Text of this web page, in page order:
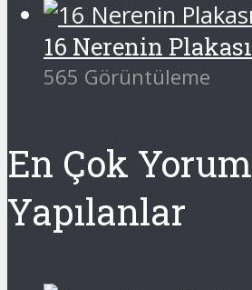
16 Nerenin Plakası
565 Görüntüleme
En Çok Yorum
Yapılanlar